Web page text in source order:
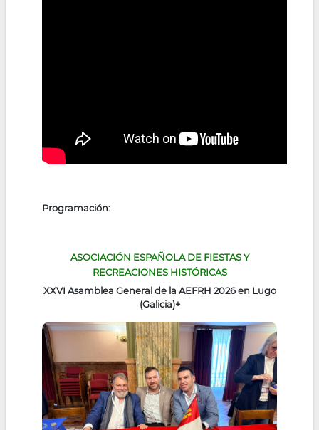
Programación:
ASOCIACIÓN ESPAÑOLA DE FIESTAS Y
RECREACIONES HISTÓRICAS
XXVI Asamblea General de la AEFRH 2026 en Lugo
(Galicia)+